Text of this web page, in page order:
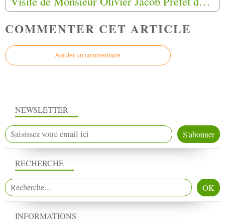
COMMENTER CET ARTICLE
Ajouter un commentaire
NEWSLETTER
RECHERCHE
INFORMATIONS